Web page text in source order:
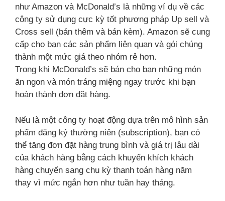
như Amazon và McDonald’s là những ví dụ về các
công ty sử dụng cực kỳ tốt phương pháp Up sell và
Cross sell (bán thêm và bán kèm). Amazon sẽ cung
cấp cho bạn các sản phẩm liên quan và gói chúng
thành một mức giá theo nhóm rẻ hơn.
Trong khi McDonald’s sẽ bán cho bạn những món
ăn ngon và món tráng miệng ngay trước khi bạn
hoàn thành đơn đặt hàng.
Nếu là một công ty hoạt động dựa trên mô hình sản
phẩm đăng ký thường niên (subscription), bạn có
thể tăng đơn đặt hàng trung bình và giá trị lâu dài
của khách hàng bằng cách khuyến khích khách
hàng chuyển sang chu kỳ thanh toán hàng năm
thay vì mức ngắn hơn như tuần hay tháng.